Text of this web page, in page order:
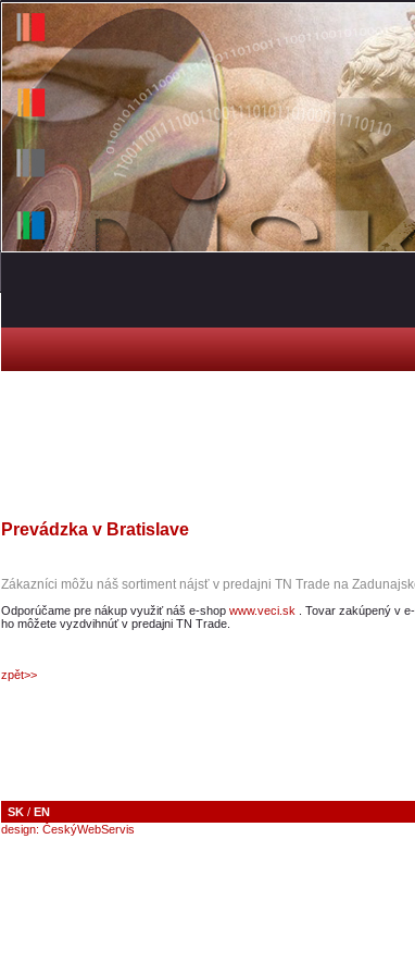
Prevádzka v Bratislave
Zákazníci môžu náš sortiment nájsť v predajni TN Trade na
Odporúčame pre nákup využiť náš e-shop www.veci.sk . Tovar zakúpený v
ho môžete vyzdvihnúť v predajni TN Trade.
zpět>>
SK / EN
design: ČeskýWebServis